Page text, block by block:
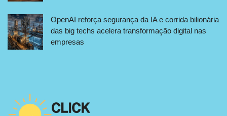
OpenAI reforça segurança da IA e corrida bilionária
das big techs acelera transformação digital nas
empresas